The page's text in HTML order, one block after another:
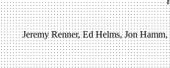
Jeremy Renner, Ed Helms, Jon Hamm,